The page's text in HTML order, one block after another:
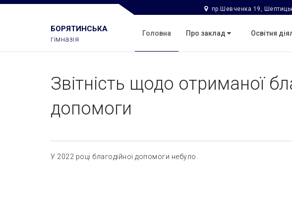
пр.Шевченка 19,
БОРЯТИНСЬКА
гімназія
Головна Про заклад Освітня
Звітність щодо отриманої
допомоги
У 2022 році благодійної допомоги небуло.